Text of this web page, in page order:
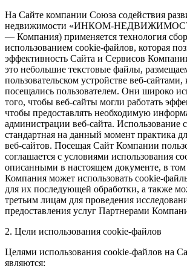
На Сайте компании Союза содействия
недвижимости «ИНКОМ-
— Компания) применяется технология
использованием cookie-файлов, которая
эффективность Сайта и Сервисов
это небольшие текстовые файлы,
пользовательском устройстве веб-сайтами,
посещались пользователем. Они широко
того, чтобы веб-сайты могли работать
чтобы предоставлять необходимую
администрации веб-сайта. Использование
стандартная на данный момент практика
веб-сайтов. Посещая Сайт Компании
соглашается с условиями использования
описанными в настоящем документе, в том
Компания может использовать cookie-
для их последующей обработки, а также
третьим лицам для проведения
предоставления услуг Партнерами
2. Цели использования cookie-файлов
Целями использования cookie-файлов на
являются: